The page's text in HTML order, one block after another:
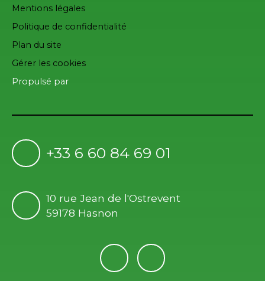
Mentions légales
Politique de confidentialité
Plan du site
Gérer les cookies
Propulsé par
+33 6 60 84 69 01
10 rue Jean de l'Ostrevent
59178 Hasnon